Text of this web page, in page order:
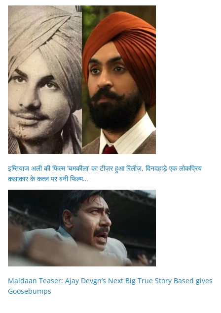
इम्तियाज अली की फिल्म ‘चमकीला’ का टीज़र हुआ रिलीज़, दिनदहाड़े एक लोकप्रिय
कलाकार के कत्ल पर बनी फिल्म…
Maidaan Teaser: Ajay Devgn’s Next Big True Story Based gives
Goosebumps